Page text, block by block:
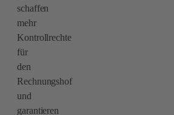
schaffen
mehr
Kontrollrechte
für
den
Rechnungshof
und
garantieren